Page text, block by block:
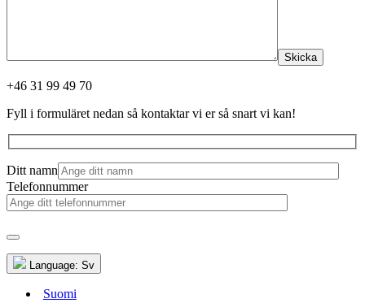
Skicka
+46 31 99 49 70
Fyll i formuläret nedan så kontaktar vi er så snart vi kan!
Ditt namn
Telefonnummer
Language: Sv
Suomi